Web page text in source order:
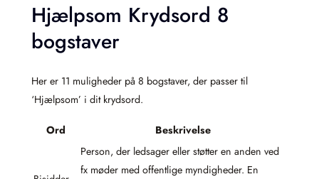
Hjælpsom Krydsord 8
bogstaver
Her er 11 muligheder på 8 bogstaver, der passer til
‘Hjælpsom’ i dit krydsord.
Ord Beskrivelse
Person, der ledsager eller støtter en anden ved
fx møder med offentlige myndigheder. En